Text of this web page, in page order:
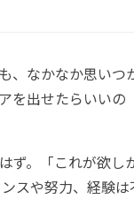
、なかなか思いつ
を出せたらいいの
ず。「これが欲し
スや努力、経験は